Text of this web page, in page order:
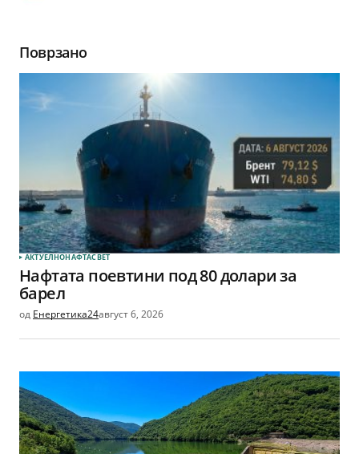
Поврзано
АКТУЕЛНОНАФТАСВЕТ
Нафтата поевтини под 80 долари за
барел
од Енергетика24август 6, 2026